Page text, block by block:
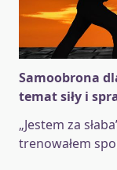
Samoobrona
temat siły i
„Jestem za
trenowałem